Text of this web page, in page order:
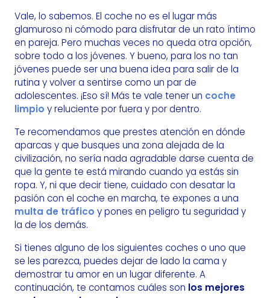
Vale, lo sabemos. El coche no es el lugar más
glamuroso ni cómodo para disfrutar de un rato íntimo
en pareja. Pero muchas veces no queda otra opción,
sobre todo a los jóvenes. Y bueno, para los no tan
jóvenes puede ser una buena idea para salir de la
rutina y volver a sentirse como un par de
adolescentes. ¡Eso sí! Más te vale tener un coche
limpio y reluciente por fuera y por dentro.
Te recomendamos que prestes atención en dónde
aparcas y que busques una zona alejada de la
civilización, no sería nada agradable darse cuenta de
que la gente te está mirando cuando ya estás sin
ropa. Y, ni que decir tiene, cuidado con desatar la
pasión con el coche en marcha, te expones a una
multa de tráfico y pones en peligro tu seguridad y
la de los demás.
Si tienes alguno de los siguientes coches o uno que
se les parezca, puedes dejar de lado la cama y
demostrar tu amor en un lugar diferente. A
continuación, te contamos cuáles son los mejores